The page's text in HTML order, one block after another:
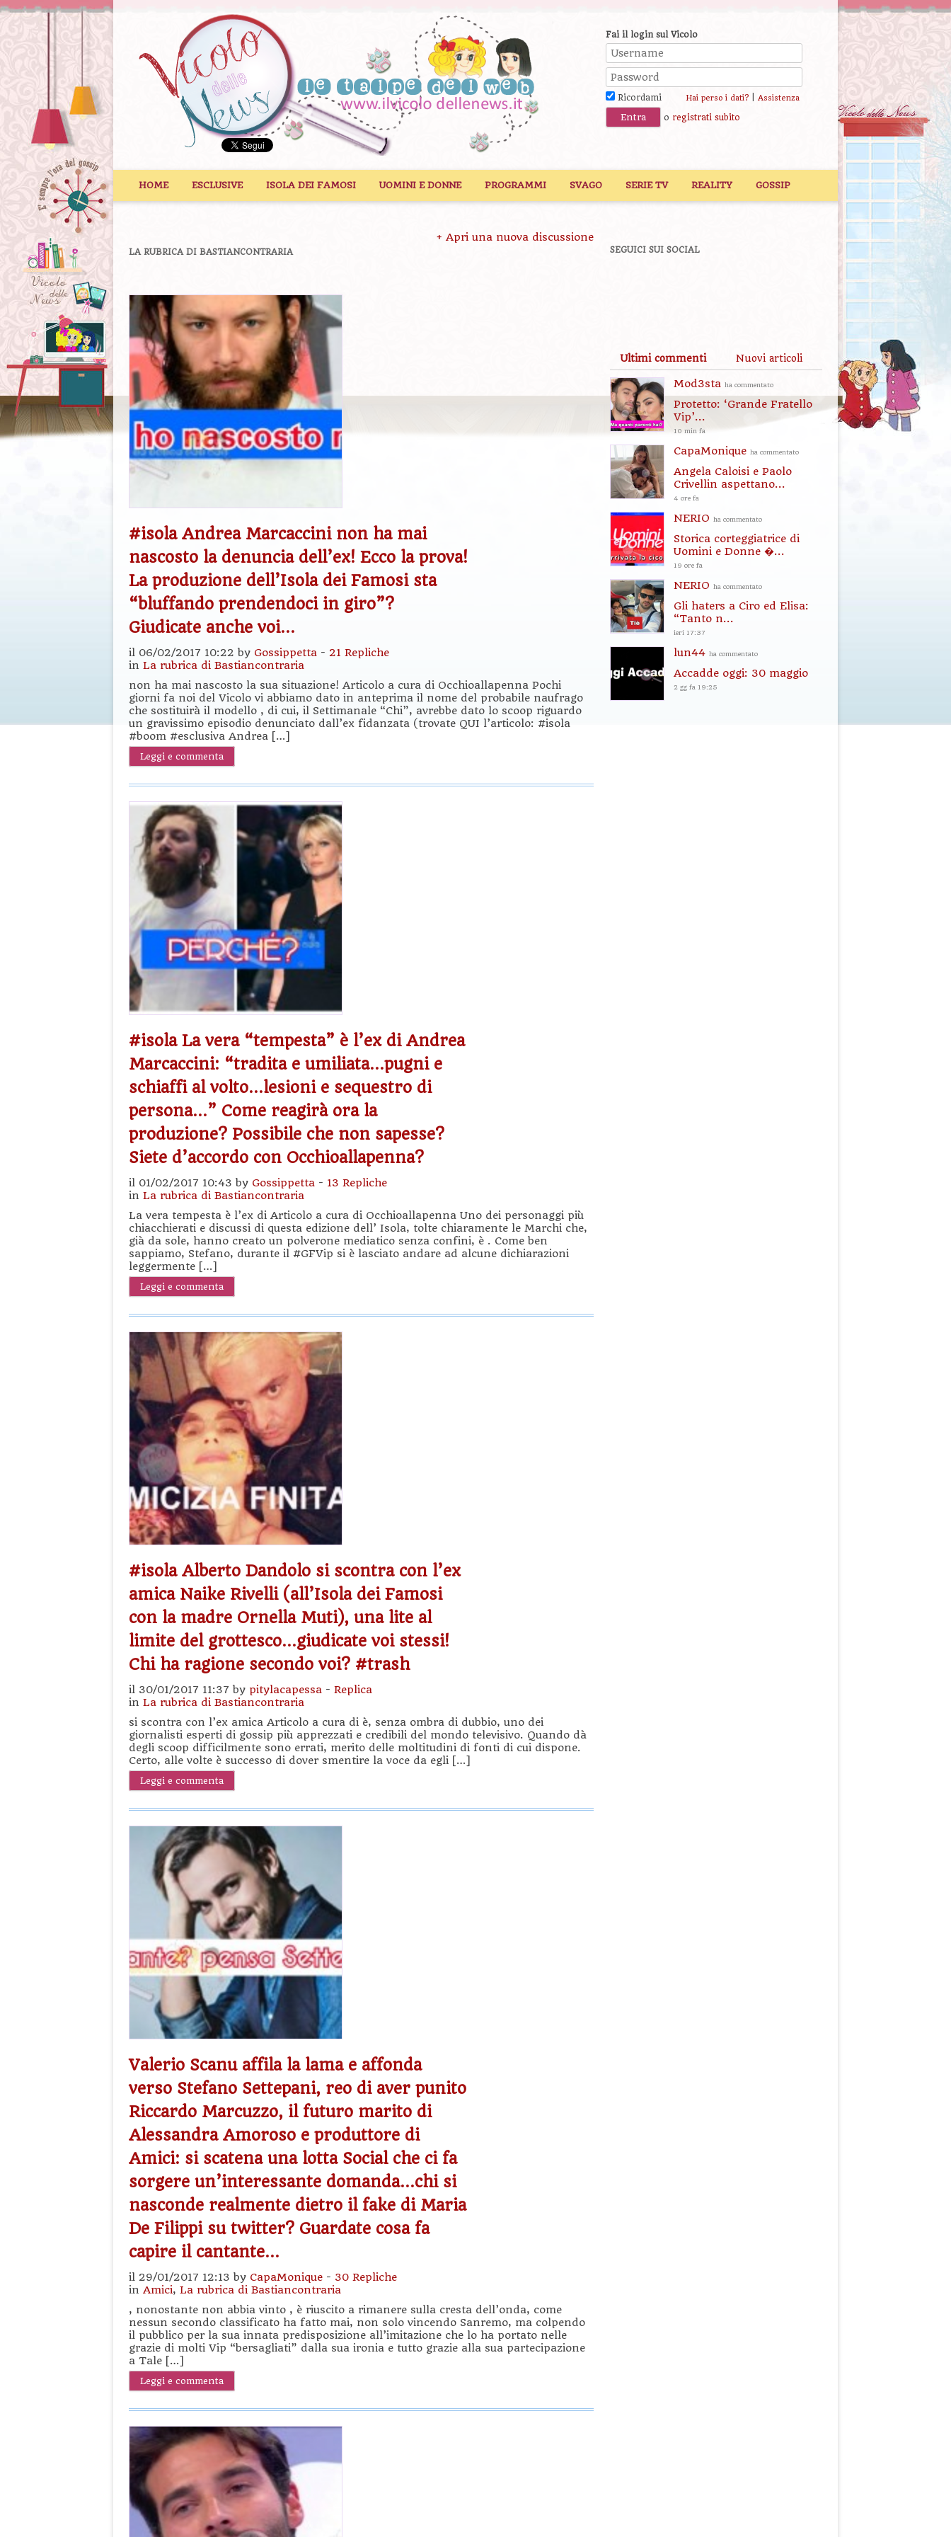
Fai il login sul Vicolo
Ricordami Hai perso i dati?| Assistenza
o registrati subito
HOME ESCLUSIVE ISOLA DEI FAMOSI UOMINI E DONNE PROGRAMMI SVAGO SERIE TV REALITY GOSSIP
+ Apri una nuova discussione
LA RUBRICA DI BASTIANCONTRARIA
#isola Andrea Marcaccini non ha mai
nascosto la denuncia dell’ex! Ecco la prova!
La produzione dell’Isola dei Famosi sta
“bluffando prendendoci in giro”?
Giudicate anche voi…
il 06/02/2017 10:22 by Gossippetta - 21 Repliche
in La rubrica di Bastiancontraria
non ha mai nascosto la sua situazione! Articolo a cura di Occhioallapenna Pochi
giorni fa noi del Vicolo vi abbiamo dato in anteprima il nome del probabile naufrago
che sostituirà il modello , di cui, il Settimanale “Chi”, avrebbe dato lo scoop riguardo
un gravissimo episodio denunciato dall’ex fidanzata (trovate QUI l’articolo: #isola
#boom #esclusiva Andrea […]
Leggi e commenta
#isola La vera “tempesta” è l’ex di Andrea
Marcaccini: “tradita e umiliata…pugni e
schiaffi al volto…lesioni e sequestro di
persona…” Come reagirà ora la
produzione? Possibile che non sapesse?
Siete d’accordo con Occhioallapenna?
il 01/02/2017 10:43 by Gossippetta - 13 Repliche
in La rubrica di Bastiancontraria
La vera tempesta è l’ex di Articolo a cura di Occhioallapenna Uno dei personaggi più
chiacchierati e discussi di questa edizione dell’ Isola, tolte chiaramente le Marchi che,
già da sole, hanno creato un polverone mediatico senza confini, è . Come ben
sappiamo, Stefano, durante il #GFVip si è lasciato andare ad alcune dichiarazioni
leggermente […]
Leggi e commenta
#isola Alberto Dandolo si scontra con l’ex
amica Naike Rivelli (all’Isola dei Famosi
con la madre Ornella Muti), una lite al
limite del grottesco…giudicate voi stessi!
Chi ha ragione secondo voi? #trash
il 30/01/2017 11:37 by pitylacapessa - Replica
in La rubrica di Bastiancontraria
si scontra con l’ex amica Articolo a cura di è, senza ombra di dubbio, uno dei
giornalisti esperti di gossip più apprezzati e credibili del mondo televisivo. Quando dà
degli scoop difficilmente sono errati, merito delle moltitudini di fonti di cui dispone.
Certo, alle volte è successo di dover smentire la voce da egli […]
Leggi e commenta
Valerio Scanu affila la lama e affonda
verso Stefano Settepani, reo di aver punito
Riccardo Marcuzzo, il futuro marito di
Alessandra Amoroso e produttore di
Amici: si scatena una lotta Social che ci fa
sorgere un’interessante domanda…chi si
nasconde realmente dietro il fake di Maria
De Filippi su twitter? Guardate cosa fa
capire il cantante…
il 29/01/2017 12:13 by CapaMonique - 30 Repliche
in Amici, La rubrica di Bastiancontraria
, nonostante non abbia vinto , è riuscito a rimanere sulla cresta dell’onda, come
nessun secondo classificato ha fatto mai, non solo vincendo Sanremo, ma colpendo
il pubblico per la sua innata predisposizione all’imitazione che lo ha portato nelle
grazie di molti Vip “bersagliati” dalla sua ironia e tutto grazie alla sua partecipazione
a Tale […]
Leggi e commenta
SEGUICI SUI SOCIAL
Ultimi commenti Nuovi articoli
Mod3sta ha commentato
Protetto: ‘Grande Fratello
Vip’...
10 min fa
CapaMonique ha commentato
Angela Caloisi e Paolo
Crivellin aspettano...
4 ore fa
NERIO ha commentato
Storica corteggiatrice di
Uomini e Donne �...
19 ore fa
NERIO ha commentato
Gli haters a Ciro ed Elisa:
“Tanto n...
ieri 17:37
lun44 ha commentato
Accadde oggi: 30 maggio
2 gg fa 19:25